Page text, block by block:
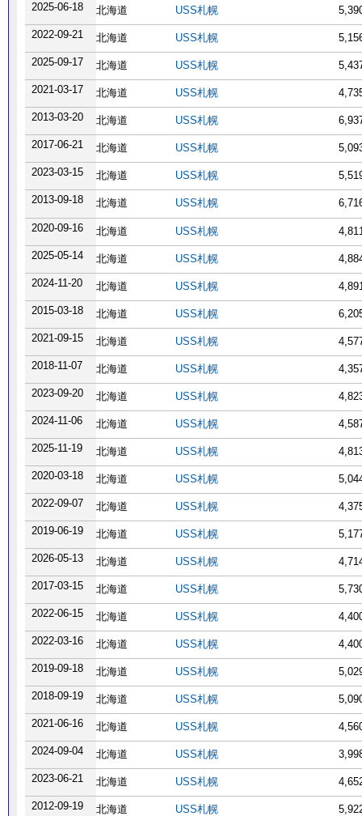
2025-06-18
北海道 USS札幌
2022-09-21
北海道 USS札幌
2025-09-17
北海道 USS札幌
2021-03-17
北海道 USS札幌
2013-03-20
北海道 USS札幌
2017-06-21
北海道 USS札幌
2023-03-15
北海道 USS札幌
2013-09-18
北海道 USS札幌
2020-09-16 北海道 USS札幌
2025-05-14
北海道 USS札幌
2024-11-20
北海道 USS札幌
2015-03-18
北海道 USS札幌
2021-09-15
北海道 USS札幌
2018-11-07
北海道 USS札幌
2023-09-20
北海道 USS札幌
2024-11-06
北海道 USS札幌
2025-11-19
北海道 USS札幌
2020-03-18
北海道 USS札幌
2022-09-07
北海道 USS札幌
2019-06-19
北海道 USS札幌
2026-05-13
北海道 USS札幌
2017-03-15
北海道 USS札幌
2022-06-15
北海道 USS札幌
2022-03-16
北海道 USS札幌
2019-09-18
北海道 USS札幌
2018-09-19
北海道 USS札幌
2021-06-16
北海道 USS札幌
2024-09-04
北海道 USS札幌
2023-06-21
北海道 USS札幌
2012-09-19
北海道 USS札幌